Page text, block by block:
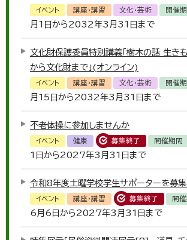
イベント 講座・講習 文化・芸術 開催
月1日から2032年3月31日まで
文化財保護委員特別講義「樹木の話 生き
から文化財まで」(オンライン)
イベント 講座・講習 文化・芸術 開催
月15日から2032年3月31日まで
不老体操に参加しませんか
イベント 健康 募集終了 開催期間
1日から2027年3月31日まで
令和8年度土曜学校学生サポーターを募集
イベント 講座・講習 募集終了 開
6月6日から2027年3月31日まで